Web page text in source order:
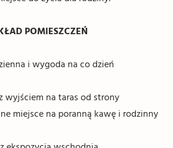
POMIESZCZEŃ
i wygoda na co dzień
wyjściem na taras od strony
miejsce na poranną kawę i rodzinny